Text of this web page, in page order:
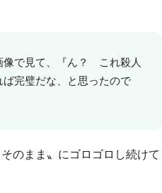
像で見て、『ん？ これ殺人
完璧だな、と思ったので
のまま〟にゴロゴロし続けて